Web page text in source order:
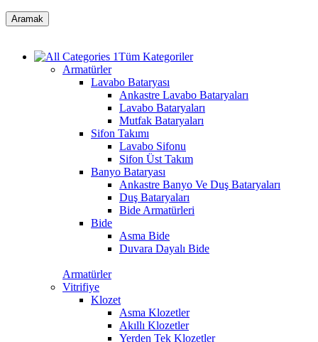
Aramak
Tüm Kategoriler
Armatürler
Lavabo Bataryası
Ankastre Lavabo Bataryaları
Lavabo Bataryaları
Mutfak Bataryaları
Sifon Takımı
Lavabo Sifonu
Sifon Üst Takım
Banyo Bataryası
Ankastre Banyo Ve Duş Bataryaları
Duş Bataryaları
Bide Armatürleri
Bide
Asma Bide
Duvara Dayalı Bide
Armatürler
Vitrifiye
Klozet
Asma Klozetler
Akıllı Klozetler
Yerden Tek Klozetler